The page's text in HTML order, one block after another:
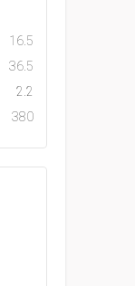
16.5
36.5
2.2
380